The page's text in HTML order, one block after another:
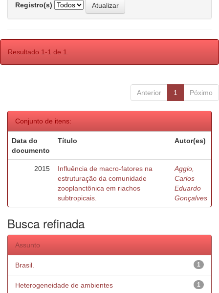
Registro(s)
Resultado 1-1 de 1.
Anterior 1 Póximo
Conjunto de itens:
Data do
documento
Título Autor(es)
2015
Influência de macro-fatores na
estruturação da comunidade
zooplanctônica em riachos
subtropicais.
Aggio,
Carlos
Eduardo
Gonçalves
Busca refinada
Assunto
1
Brasil.
1
Heterogeneidade de ambientes